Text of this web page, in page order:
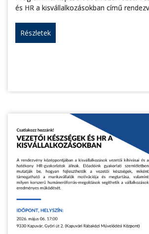
és HR a kisvállalkozásokban című
Részletek